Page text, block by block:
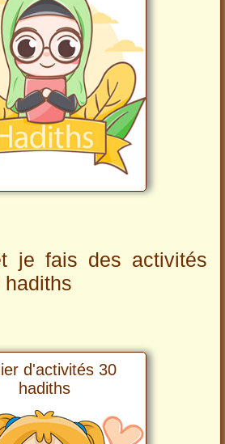
je fais des activités
hadiths
d'activités 30
hadiths